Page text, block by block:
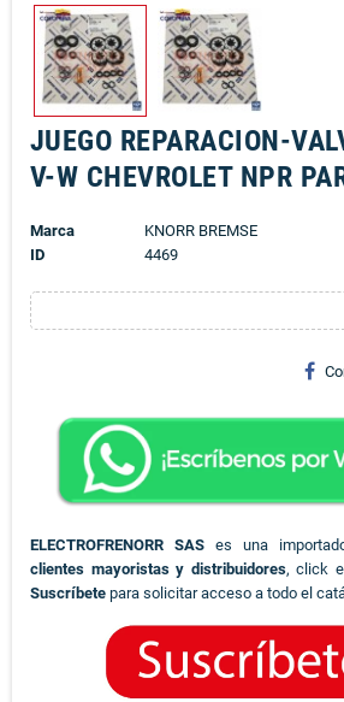
JUEGO REPARACION-
V-W CHEVROLET NPR
Marca
KNORR BREMSE
ID
4469
ELECTROFRENORR SAS es una
clientes mayoristas y distribuidores, click
Suscríbete para solicitar acceso a todo el